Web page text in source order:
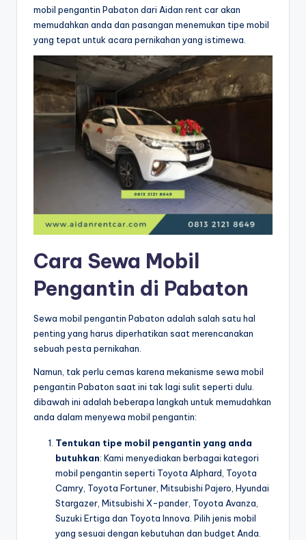
mobil pengantin Pabaton dari Aidan rent car akan
memudahkan anda dan pasangan menemukan tipe mobil
yang tepat untuk acara pernikahan yang istimewa.
Cara Sewa Mobil
Pengantin di Pabaton
Sewa mobil pengantin Pabaton adalah salah satu hal
penting yang harus diperhatikan saat merencanakan
sebuah pesta pernikahan.
Namun, tak perlu cemas karena mekanisme sewa mobil
pengantin Pabaton saat ini tak lagi sulit seperti dulu.
dibawah ini adalah beberapa langkah untuk memudahkan
anda dalam menyewa mobil pengantin:
Tentukan tipe mobil pengantin yang anda
butuhkan: Kami menyediakan berbagai kategori
mobil pengantin seperti Toyota Alphard, Toyota
Camry, Toyota Fortuner, Mitsubishi Pajero, Hyundai
Stargazer, Mitsubishi X-pander, Toyota Avanza,
Suzuki Ertiga dan Toyota Innova. Pilih jenis mobil
yang sesuai dengan kebutuhan dan budget Anda.